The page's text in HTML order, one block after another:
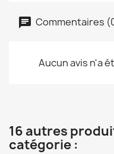
Commentaires
Aucun avis n'a
16 autres
catégorie :